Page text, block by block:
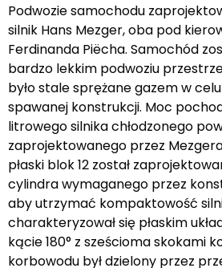
Podwozie samochodu
silnik Hans Mezger, oba pod
Ferdinanda Piëcha. Samochód
bardzo lekkim podwoziu
było stale sprężane gazem w
spawanej konstrukcji. Moc
litrowego silnika chłodzonego
zaprojektowanego przez
płaski blok 12 został
cylindra wymaganego przez
aby utrzymać kompaktowość
charakteryzował się płaskim
kącie 180° z sześcioma skokami
korbowodu był dzielony przez